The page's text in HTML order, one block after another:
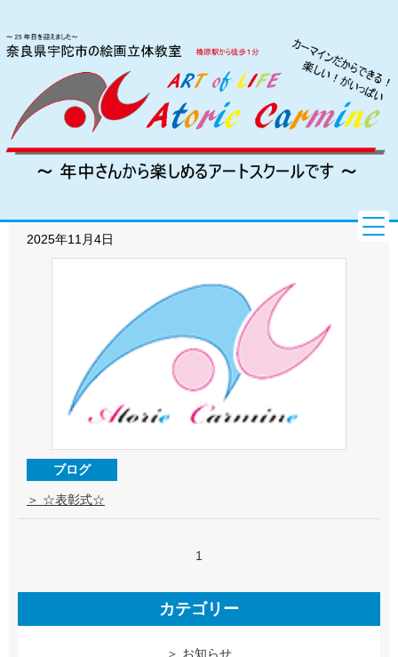
HOME ビジター受講
講師紹介 入会案内
生徒の作品 先生の作品
コース紹介 入賞の記録
お問い合わせ
HOME アトリエ紹介
講師紹介 入会案内
生徒の作品 先生の作品
コース紹介 受講生の声
アクセス
HOME アトリエ紹介
講師紹介 入会案内
生徒の作品 先生の作品
コース紹介 受講生の声
アクセス
HOME アトリエ紹介
講師紹介 入会案内
生徒の作品 先生の作品
コース紹介 受講生の声
アクセス
HOME アトリエ紹介
講師紹介 入会案内
生徒の作品 先生の作品
コース紹介 受講生の声
アクセス
HOME アトリエ紹介
講師紹介 入会案内
生徒の作品 先生の作品
コース紹介 受講生の声
アクセス
HOME アトリエ紹介
講師紹介 入会案内
生徒の作品 先生の作品
コース紹介 受講生の声
アクセス
HOME アトリエ紹介
講師紹介 入会案内
生徒の作品 先生の作品
コース紹介 受講生の声
アクセス
ブログ・ニュース
ART OF LIFE
2025年11月4日
ブログ
＞ ☆表彰式☆
1
カテゴリー
＞ お知らせ